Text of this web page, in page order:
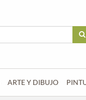
ARTE Y DIBUJO